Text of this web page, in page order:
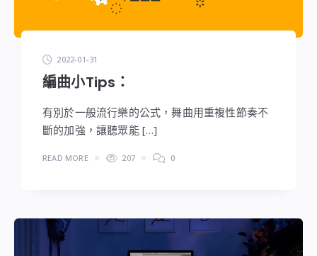
2022-01-31
編曲小Tips：
有別於一般流行樂的公式，舞曲用重複性節奏不
斷的加強，讓聽眾能 […]
READ MORE 207 0